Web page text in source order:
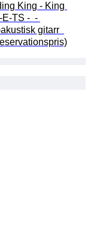
King - King
E-TS -  -
gitarr